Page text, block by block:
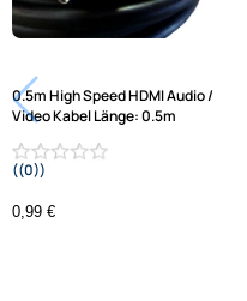
Varianten: High Speed